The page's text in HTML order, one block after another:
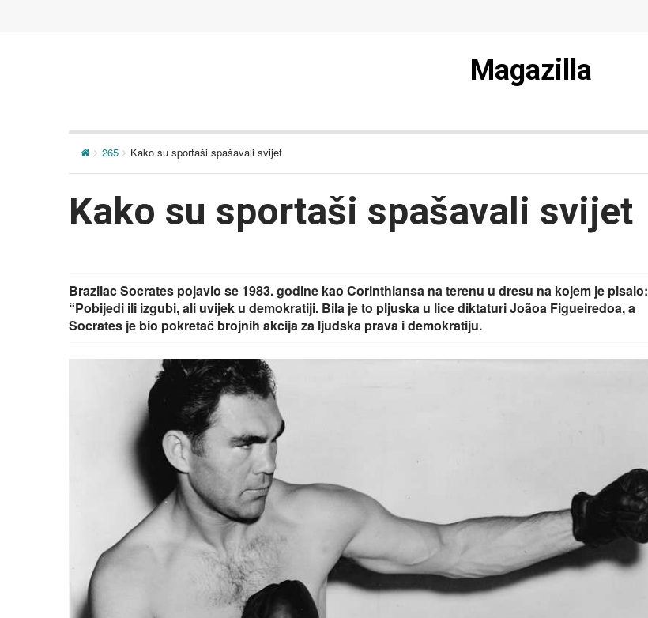
Magazilla
265 Kako su sportaši spašavali svijet
Kako su sportaši spašavali svijet
Brazilac Socrates pojavio se 1983. godine kao Corinthiansa na terenu u dresu na kojem je pisalo:
“Pobijedi ili izgubi, ali uvijek u demokratiji. Bila je to pljuska u lice diktaturi Joãoa Figueiredoa, a
Socrates je bio pokretač brojnih akcija za ljudska prava i demokratiju.